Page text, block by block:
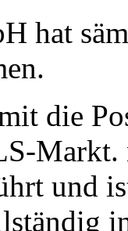
hat
die
Markt.
und